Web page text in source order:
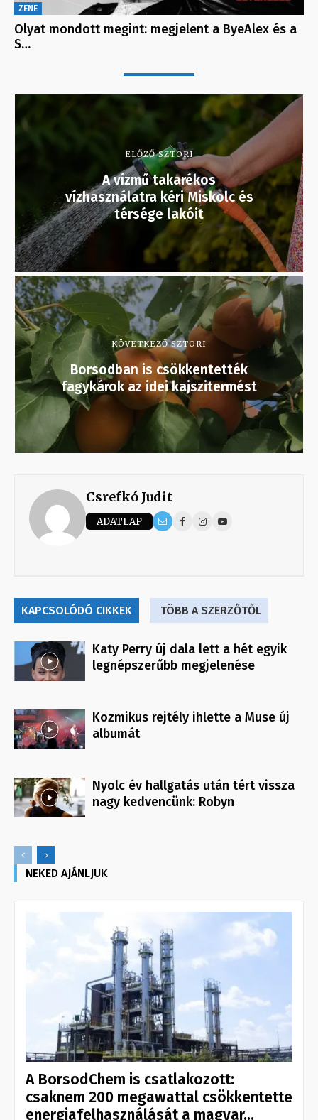
ZENE
Olyat mondott megint: megjelent a ByeAlex és a
S…
ELŐZŐ SZTORI
A vízmű takarékos
vízhasználatra kéri Miskolc és
térsége lakóit
KÖVETKEZŐ SZTORI
Borsodban is csökkentették
fagykárok az idei kajszitermést
Csrefkó Judit
ADATLAP
KAPCSOLÓDÓ CIKKEK TÖBB A SZERZŐTŐL
Katy Perry új dala lett a hét egyik
legnépszerűbb megjelenése
Kozmikus rejtély ihlette a Muse új
albumát
Nyolc év hallgatás után tért vissza
nagy kedvencünk: Robyn
NEKED AJÁNLJUK
A BorsodChem is csatlakozott:
csaknem 200 megawattal csökkentette
energiafelhasználását a magyar...